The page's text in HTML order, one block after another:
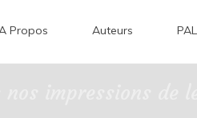
Propos Auteurs PAL